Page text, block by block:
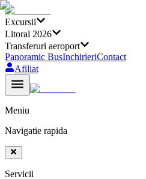
Excursii
Litoral 2026
Transferuri aeroport
Panoramic BusInchirieriContact
Afiliat
Meniu
Navigatie rapida
Servicii